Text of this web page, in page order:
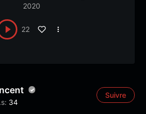
2020
22
34
Suivre